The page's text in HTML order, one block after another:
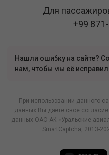
Для
+99
Нашли ошибку на сайте?
нам, чтобы мы её
При использовании данного
данных Вы даете свое
данных ОАО АК «Уральские
SmartCaptcha, 2013-